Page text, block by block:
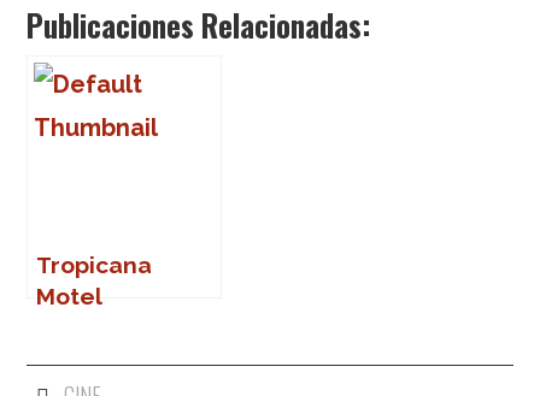
Publicaciones Relacionadas:
Tropicana
Motel